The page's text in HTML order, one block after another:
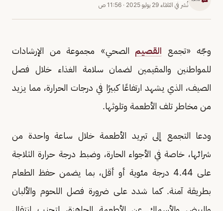
نُشر في الثلاثاء 29 يوليو 2025 · 11:56 ص
وجّه «تجمع القصيم الصحي» مجموعة من الإرشادات
للمواطنين والمقيمين لضمان سلامة الغذاء خلال فصل
الصيف، الذي يشهد ارتفاعًا كبيرًا في درجات الحرارة، مما يزيد
من مخاطر تلف الأطعمة وتلوثها.
ودعا التجمع إلى تبريد الأطعمة خلال ساعة واحدة من
شرائها، خاصة في الأجواء الحارة، وضبط درجة حرارة الثلاجة
على 4.44 درجة مئوية أو أقل، بما يضمن حفظ الطعام
بطريقة آمنة. كما شدد على ضرورة فصل اللحوم والألبان